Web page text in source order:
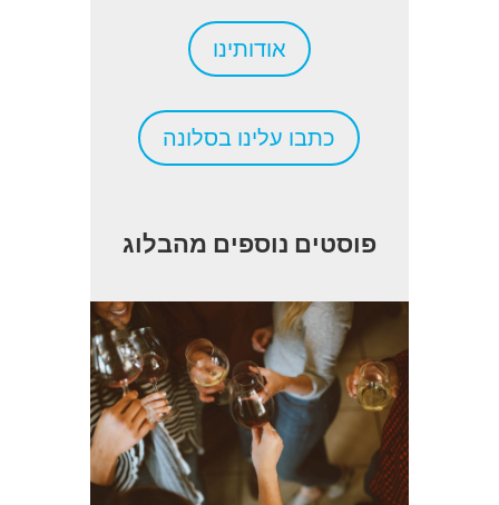
אודותינו
כתבו עלינו בסלונה
פוסטים נוספים מהבלוג